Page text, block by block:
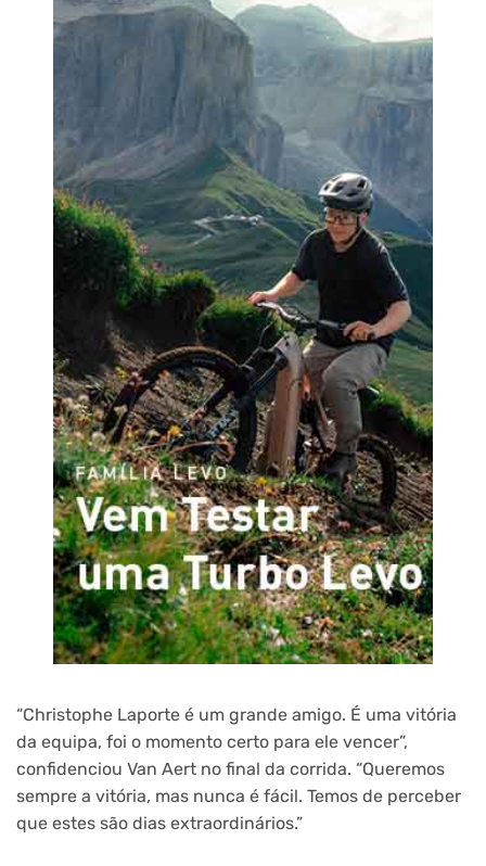
“Christophe Laporte é um grande amigo. É uma vitória
da equipa, foi o momento certo para ele vencer”,
confidenciou Van Aert no final da corrida. “Queremos
sempre a vitória, mas nunca é fácil. Temos de perceber
que estes são dias extraordinários.”